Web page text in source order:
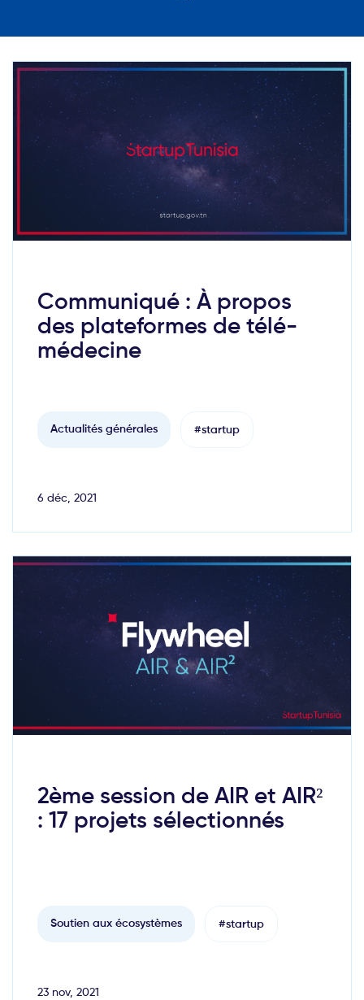
Communiqué : À propos
des plateformes de télé-
médecine
Actualités générales #startup
6 déc, 2021
2ème session de AIR et AIR²
: 17 projets sélectionnés
Soutien aux écosystèmes #startup
23 nov, 2021